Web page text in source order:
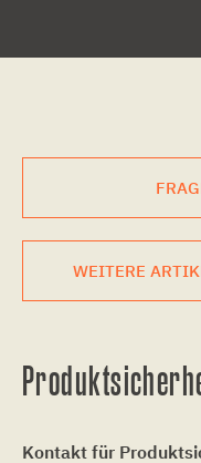
WEITERE
Kontakt für